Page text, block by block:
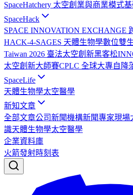
SpaceHatchery 太空創業與商業模式
SpaceHack
SPACE INNOVATION EXCHANGE
HACK-4-SAGES 天體生物學數位雙
Taiwan 2026 臺法太空創新黑客松
太空創新大師賽CPLC 全球大專自降
SpaceLife
天體生物學太空醫學
新知文章
全部文章公司新聞機構新聞專家現場
識天體生物學太空醫學
企業資料庫
火箭發射時刻表